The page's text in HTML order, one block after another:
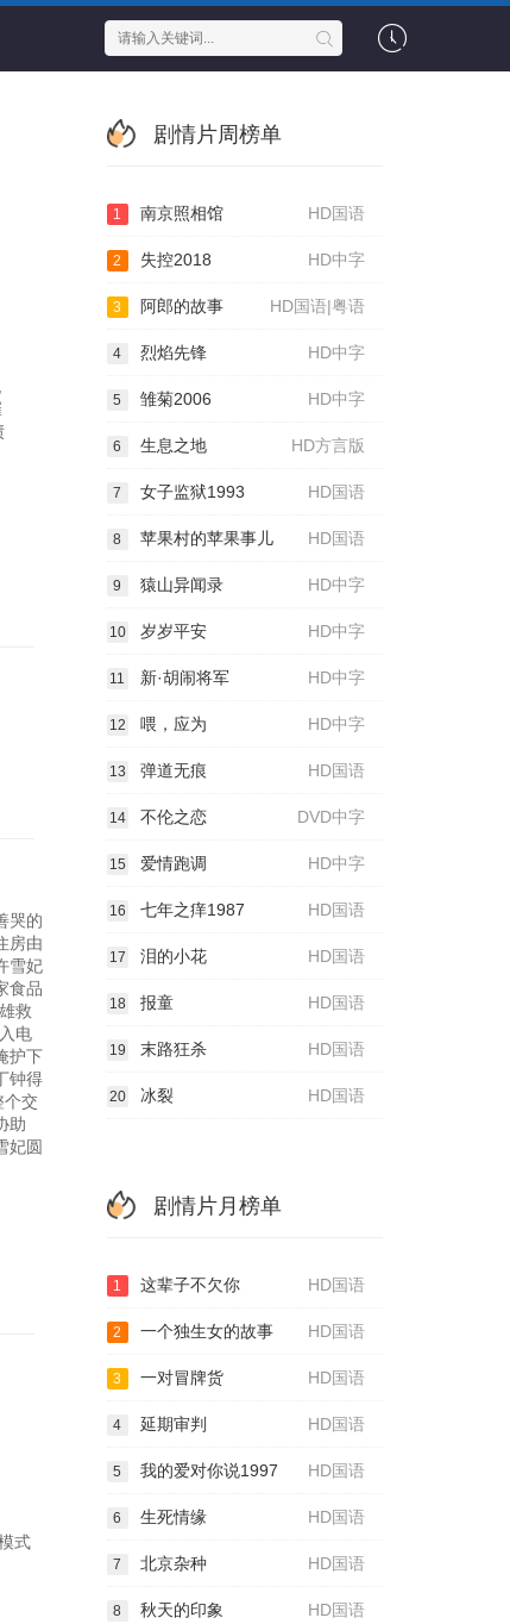
哭的
房由
雪妃
食品
救
电
护下
钟得
个交
助
妃圆
式
剧情片周榜单
HD国语
1 南京照相馆
HD中字
2 失控2018
HD国语|粤语
3 阿郎的故事
HD中字
4 烈焰先锋
HD中字
5 雏菊2006
HD方言版
6 生息之地
HD国语
7 女子监狱1993
HD国语
8 苹果村的苹果事儿
HD中字
9 猿山异闻录
HD中字
10 岁岁平安
HD中字
11 新·胡闹将军
HD中字
12 喂，应为
HD国语
13 弹道无痕
DVD中字
14 不伦之恋
HD中字
15 爱情跑调
HD国语
16 七年之痒1987
HD国语
17 泪的小花
HD国语
18 报童
HD国语
19 末路狂杀
HD国语
20 冰裂
剧情片月榜单
HD国语
1 这辈子不欠你
HD国语
2 一个独生女的故事
HD国语
3 一对冒牌货
HD国语
4 延期审判
HD国语
5 我的爱对你说1997
HD国语
6 生死情缘
HD国语
7 北京杂种
HD国语
8 秋天的印象